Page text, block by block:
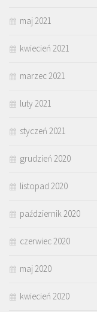
maj 2021
kwiecień 2021
marzec 2021
luty 2021
styczeń 2021
grudzień 2020
listopad 2020
październik 2020
czerwiec 2020
maj 2020
kwiecień 2020